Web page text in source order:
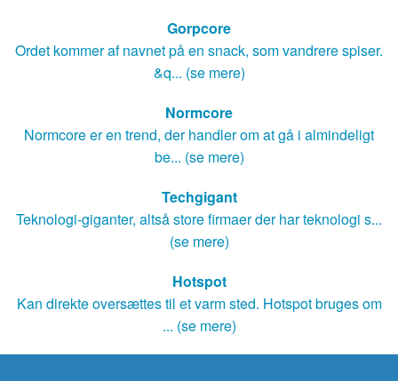
Gorpcore
Ordet kommer af navnet på en snack, som vandrere spiser.
&q... (se mere)
Normcore
Normcore er en trend, der handler om at gå i almindeligt
be... (se mere)
Techgigant
Teknologi-giganter, altså store firmaer der har teknologi s...
(se mere)
Hotspot
Kan direkte oversættes til et varm sted. Hotspot bruges om
... (se mere)